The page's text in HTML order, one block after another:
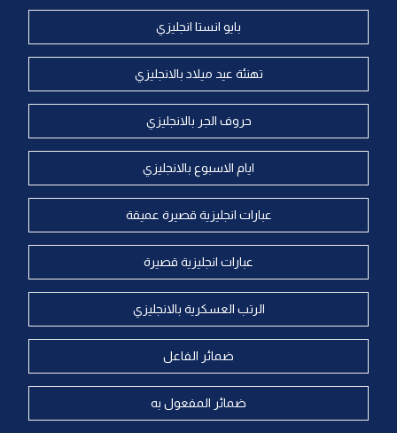
بايو انستا انجليزي
تهنئة عيد ميلاد بالانجليزي
حروف الجر بالانجليزي
ايام الاسبوع بالانجليزي
عبارات انجليزية قصيرة عميقة
عبارات انجليزية قصيرة
الرتب العسكرية بالانجليزي
ضمائر الفاعل
ضمائر المفعول به